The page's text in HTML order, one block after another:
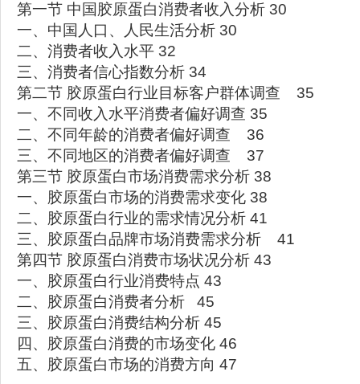
第一节 中国胶原蛋白消费者收入分析 30
一、中国人口、人民生活分析 30
二、消费者收入水平 32
三、消费者信心指数分析 34
第二节 胶原蛋白行业目标客户群体调查 35
一、不同收入水平消费者偏好调查 35
二、不同年龄的消费者偏好调查 36
三、不同地区的消费者偏好调查 37
第三节 胶原蛋白市场消费需求分析 38
一、胶原蛋白市场的消费需求变化 38
二、胶原蛋白行业的需求情况分析 41
三、胶原蛋白品牌市场消费需求分析 41
第四节 胶原蛋白消费市场状况分析 43
一、胶原蛋白行业消费特点 43
二、胶原蛋白消费者分析 45
三、胶原蛋白消费结构分析 45
四、胶原蛋白消费的市场变化 46
五、胶原蛋白市场的消费方向 47